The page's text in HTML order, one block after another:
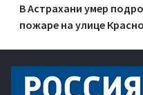
В Астрахани умер
пожаре на улице